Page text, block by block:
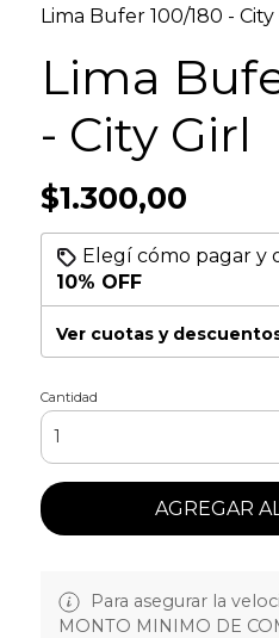
Lima Bufer 100/180 - City
Lima
- City Girl
$1.300,00
Elegí cómo pagar y
10% OFF
Ver cuotas y
Cantidad
AGREGAR
Para asegurar la
MONTO MINIMO DE